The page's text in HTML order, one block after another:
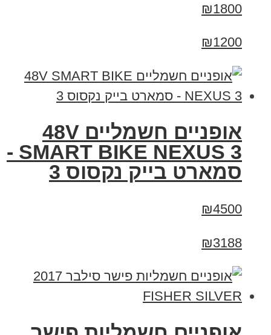
₪1800
₪1200
אופניים חשמליים 48V
SMART BIKE NEXUS 3 -
סמארט בייק נקסוס 3
₪4500
₪3188